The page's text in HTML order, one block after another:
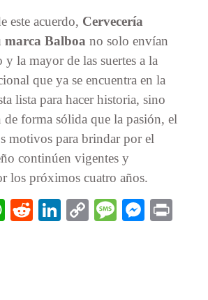
este acuerdo, Cervecería
marca Balboa no solo envían
la mayor de las suertes a la
que ya se encuentra en la
lista para hacer historia, sino
de forma sólida que la pasión, el
motivos para brindar por el
continúen vigentes y
los próximos cuatro años.
WhatsApp
RedditLinkedIn
CopyMessage